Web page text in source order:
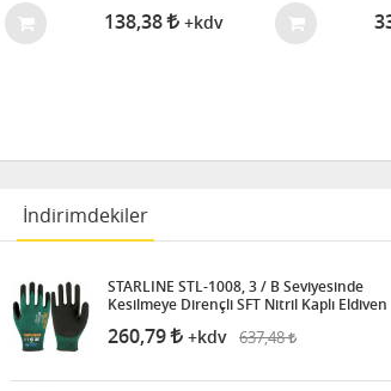
138,38 +kdv
İndirimdekiler
STARLINE STL-1008, 3 / B Seviyesinde
Kesilmeye Dirençli SFT Nitril Kaplı Eldiven
260,79 +kdv 637,48